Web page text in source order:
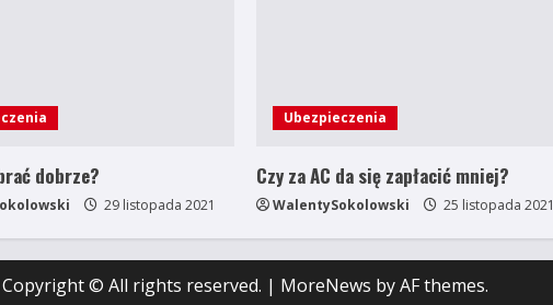
dobrze?
29 listopada 2021
Ubezpieczenia
Czy za AC da się zapłacić mniej?
WalentySokolowski 25 listopada 2021
Copyright © All rights reserved. | MoreNews by AF themes.